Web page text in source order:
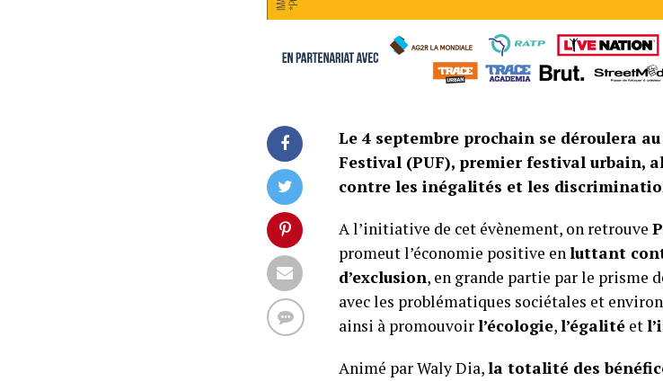
Le 4 septembre prochain se déroulera
Festival (PUF), premier festival urbain,
contre les inégalités et les
A l’initiative de cet évènement, on retrouve
promeut l’économie positive enluttant
d’exclusion, en grande partie par le prisme
avec les problématiques sociétales et
ainsi à promouvoirl’écologie,l’égalité et
Animé par Waly Dia,la totalité des